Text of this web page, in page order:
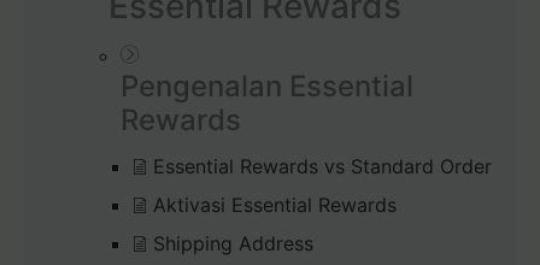
Pengenalan Essential
Rewards
Essential Rewards vs Standard Order
Aktivasi Essential Rewards
Shipping Address